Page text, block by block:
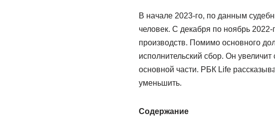
В начале 2023-го, по данным
человек. С декабря по ноябрь
производств. Помимо основного
исполнительский сбор. Он
основной части. РБК Life
уменьшить.
Содержание